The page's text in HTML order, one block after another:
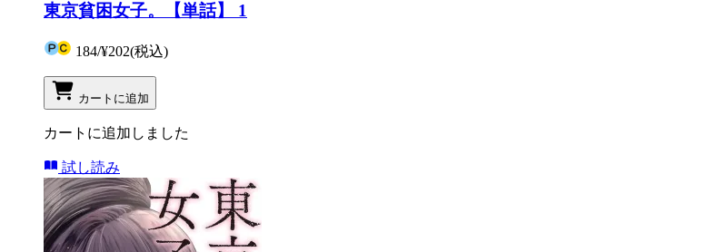
東京貧困女子。【単話】 1
184/¥202(税込)
カートに追加
カートに追加しました
試し読み